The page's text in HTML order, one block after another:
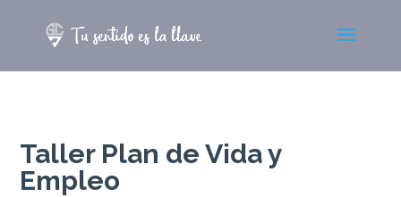
Taller Plan de Vida y
Empleo